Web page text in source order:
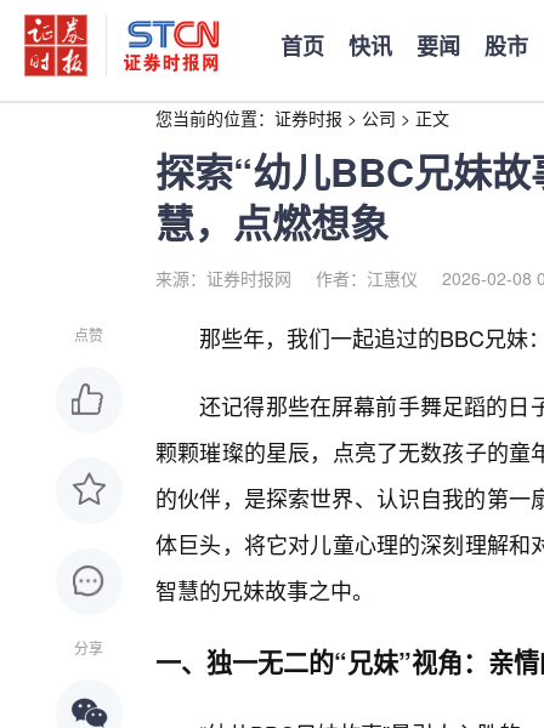
首页 快讯 要闻 股市
您当前的位置： 证券时报 > 公司 > 正文
探索“幼儿BBC兄妹
慧，点燃想象
来源：证券时报网 作者：江惠仪 2026-02-08
点赞
分享
那些年，我们一起追过的BBC兄妹
还记得那些在屏幕前手舞足蹈的日
颗颗璀璨的星辰，点亮了无数孩子的
的伙伴，是探索世界、认识自我的第
体巨头，将它对儿童心理的深刻理解
智慧的兄妹故事之中。
一、独一无二的“兄妹”视角：亲